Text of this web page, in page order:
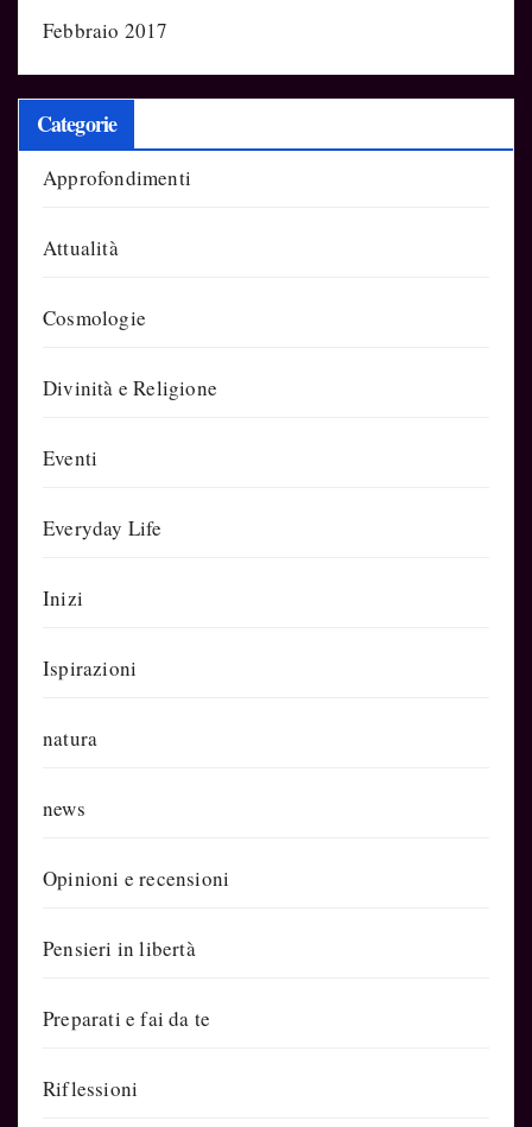
Febbraio 2017
Categorie
Approfondimenti
Attualità
Cosmologie
Divinità e Religione
Eventi
Everyday Life
Inizi
Ispirazioni
natura
news
Opinioni e recensioni
Pensieri in libertà
Preparati e fai da te
Riflessioni